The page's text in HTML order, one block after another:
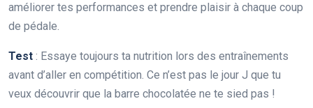
améliorer tes performances et prendre plaisir à chaque coup
de pédale.
Test : Essaye toujours ta nutrition lors des entraînements
avant d’aller en compétition. Ce n’est pas le jour J que tu
veux découvrir que la barre chocolatée ne te sied pas !